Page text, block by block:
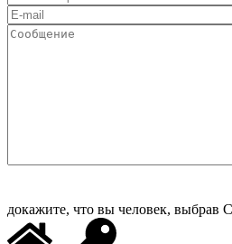
докажите, что вы человек, выбрав